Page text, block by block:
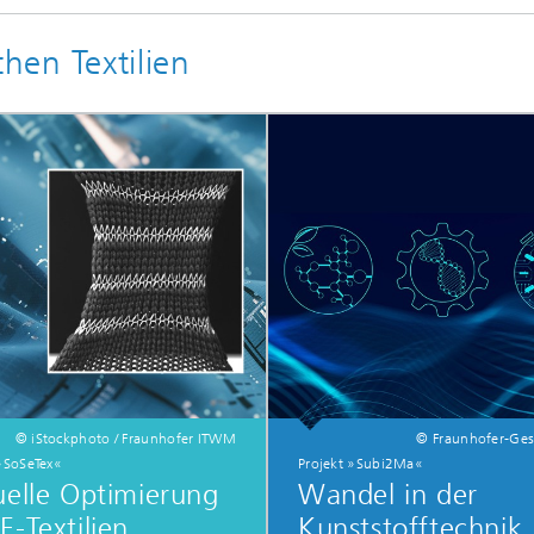
Simulation und
von Dämmstoffen
Textilien
© iStockphoto / Fraunhofer ITWM
Optimierung
© Fraunhofer-
Projekt »Subi2Ma«
Wandel in der